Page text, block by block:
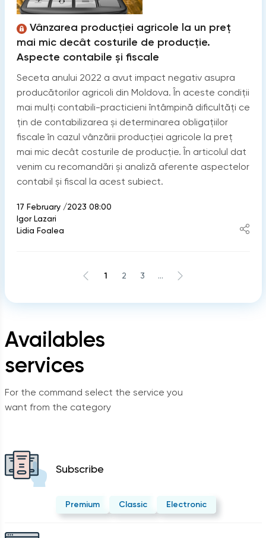
Availables
services
For the command select the service you
want from the category
Subscribe
Premium Classic Electronic
Vânzarea producției agricole la un preț
mai mic decât costurile de producție.
Aspecte contabile și fiscale
Seceta anului 2022 a avut impact negativ asupra
producătorilor agricoli din Moldova. În aceste condiții
mai mulți contabili-practicieni întâmpină dificultăți ce
țin de contabilizarea și determinarea obligațiilor
fiscale în cazul vânzării producției agricole la preț
mai mic decât costurile de producție. În articolul dat
venim cu recomandări și analiză aferente aspectelor
contabil și fiscal la acest subiect.
17 February /2023 08:00
Igor Lazari
Lidia Foalea
1 2 3 ...